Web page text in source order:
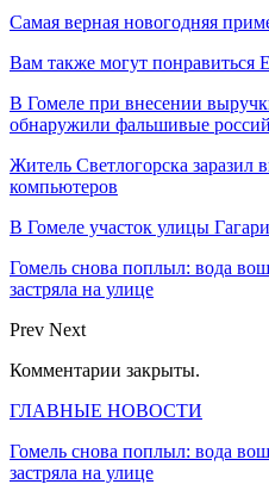
Самая верная новогодняя
Вам также могут понравиться
В Гомеле при внесении
обнаружили фальшивые
Житель Светлогорска заразил
компьютеров
В Гомеле участок улицы
Гомель снова поплыл: вода
застряла на улице
Prev Next
Комментарии закрыты.
ГЛАВНЫЕ НОВОСТИ
Гомель снова поплыл: вода
застряла на улице